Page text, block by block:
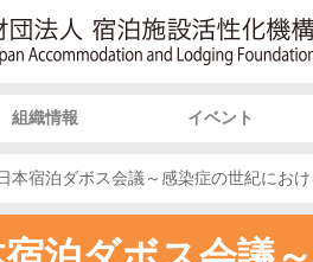
組織情報 イベント
本宿泊ダボス会議～感染症の世紀にお